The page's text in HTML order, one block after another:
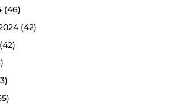
(46)
(42)